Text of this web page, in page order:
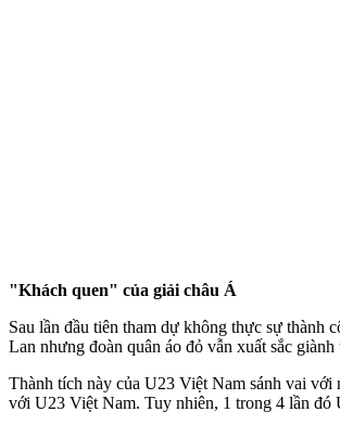
"Khách quen" của giải châu Á
Sau lần đầu tiên tham dự không thực sự
Lan nhưng đoàn quân áo đỏ vẫn xuất sắc giành
Thành tích này của U23 Việt Nam sánh vai
với U23 Việt Nam. Tuy nhiên, 1 trong 4 lần đó